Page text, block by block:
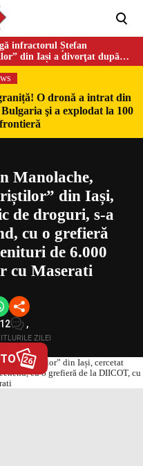
infractorul Ștefan
din Iași a divorţat după
O dronă a intrat din
şi a explodat la 100
video.
to load the video.
Manolache,
din Iași,
de droguri, s-a
cu o grefieră
de 6.000
cu Maserati
12
,
ZILEI
26